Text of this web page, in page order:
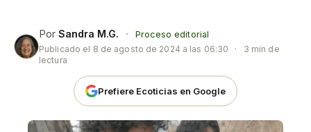
Por Sandra M.G. ·
Proceso editorial
Publicado el 8 de agosto de 2024 a las 06:30 ·
3 min de
lectura
Prefiere Ecoticias en Google